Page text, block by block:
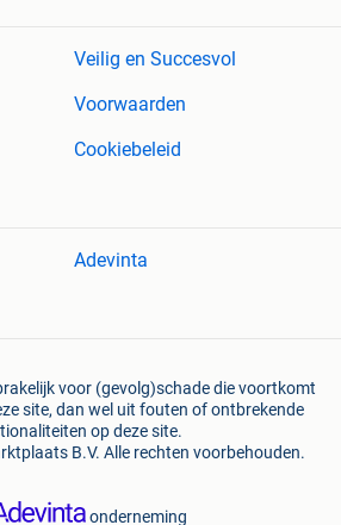
Veilig en Succesvol
Voorwaarden
Cookiebeleid
Adevinta
voor (gevolg)schade die voortkomt
site, dan wel uit fouten of ontbrekende
op deze site.
B.V. Alle rechten voorbehouden.
onderneming